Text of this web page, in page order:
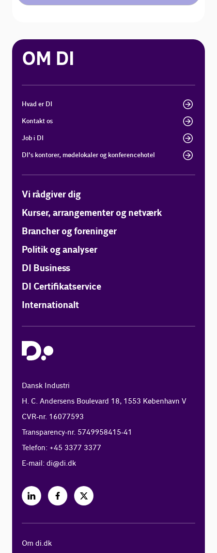
OM DI
Hvad er DI
Kontakt os
Job i DI
DI's kontorer, mødelokaler og konferencehotel
Vi rådgiver dig
Kurser, arrangementer og netværk
Brancher og foreninger
Politik og analyser
DI Business
DI Certifikatservice
Internationalt
Dansk Industri
H. C. Andersens Boulevard 18, 1553 København V
CVR-nr. 16077593
Transparency-nr. 5749958415-41
Telefon: +45 3377 3377
E-mail:di@di.dk
Om di.dk